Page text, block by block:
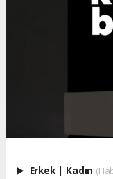
Erkek | Kadın